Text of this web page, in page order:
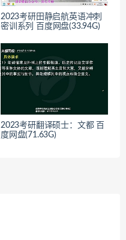
2023考研田静启航英语冲刺
密训系列 百度网盘(33.94G)
2023考研翻译硕士：文都 百
度网盘(71.63G)